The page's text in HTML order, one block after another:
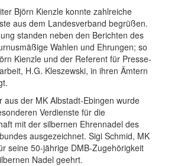
Björn Kienzle konnte zahlreiche
aus dem Landesverband begrüßen.
standen neben den Berichten des
Wahlen und Ehrungen; so
Kienzle und der Referent für Presse-
H.G. Kleszewski, in ihren Ämtern
aus der MK Albstadt-Ebingen wurde
Verdienste für die
mit der silbernen Ehrennadel des
ausgezeichnet. Sigi Schmid, MK
seine 50-jährige DMB-Zugehörigkeit
Nadel geehrt.